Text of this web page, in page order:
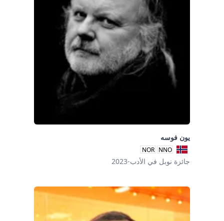
يون فوسه
NNO
NOR
جائزة نوبل في الأدب-2023